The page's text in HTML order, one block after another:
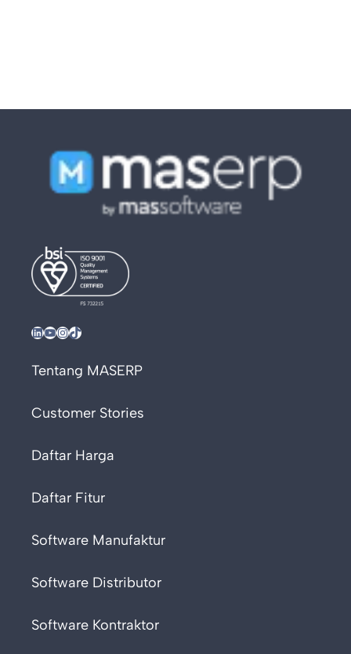
LinkedIn YouTube InstagramTikTok
Tentang MASERP
Customer Stories
Daftar Harga
Daftar Fitur
Software Manufaktur
Software Distributor
Software Kontraktor